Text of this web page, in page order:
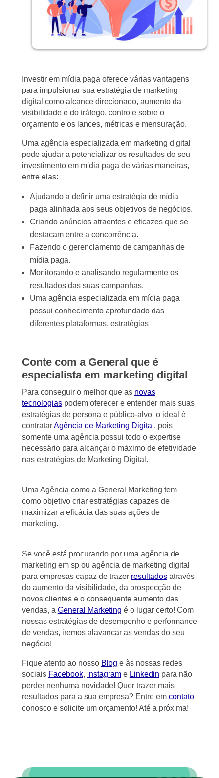
Investir em mídia paga oferece várias vantagens
para impulsionar sua estratégia de marketing
digital como alcance direcionado, aumento da
visibilidade e do tráfego, controle sobre o
orçamento e os lances, métricas e mensuração.
Uma agência especializada em marketing digital
pode ajudar a potencializar os resultados do seu
investimento em mídia paga de várias maneiras,
entre elas:
Ajudando a definir uma estratégia de mídia
paga alinhada aos seus objetivos de negócios.
Criando anúncios atraentes e eficazes que se
destacam entre a concorrência.
Fazendo o gerenciamento de campanhas de
mídia paga.
Monitorando e analisando regularmente os
resultados das suas campanhas.
Uma agência especializada em mídia paga
possui conhecimento aprofundado das
diferentes plataformas, estratégias
Conte com a General que é
especialista em marketing digital
Para conseguir o melhor que as novas
tecnologiaspodem oferecer e entender mais suas
estratégias de persona e público-alvo, o ideal é
contratarAgência de Marketing Digital , pois
somente uma agência possui todo o expertise
necessário para alcançar o máximo de efetividade
nas estratégias de Marketing Digital.
Uma Agência como a General Marketing tem
como objetivo criar estratégias capazes de
maximizar a eficácia das suas ações de
marketing.
Se você está procurando por uma agência de
marketing em sp ou agência de marketing digital
para empresas capaz de trazer resultadosatravés
do aumento da visibilidade, da prospecção de
novos clientes e o consequente aumento das
vendas, a General Marketing é o lugar certo! Com
nossas estratégias de desempenho e performance
de vendas, iremos alavancar as vendas do seu
negócio!
Fique atento ao nosso Blog e às nossas redes
sociais Facebook, Instagrame Linkedin para não
perder nenhuma novidade! Quer trazer mais
resultados para a sua empresa? Entre emcontato
conosco e solicite um orçamento! Até a próxima!